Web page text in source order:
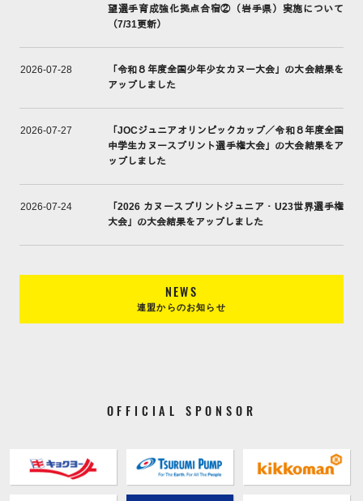
望選手育成強化拠点合宿②（岩手県）実施について
（7/31更新）
2026-07-28
「令和８年度全国少年少女カヌー大会」の大会結果を
アップしました
2026-07-27
「JOCジュニアオリンピックカップ／令和８年度全国
中学生カヌースプリント選手権大会」の大会結果をア
ップしました
2026-07-24
「2026 カヌースプリントジュニア・U23世界選手権
大会」の大会結果をアップしました
NEWS
連盟からのお知らせ
OFFICIAL SPONSOR